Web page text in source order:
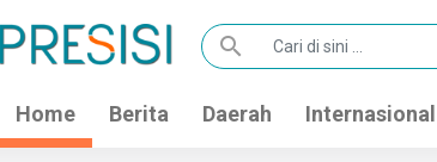
search
Home Berita Daerah Internasional